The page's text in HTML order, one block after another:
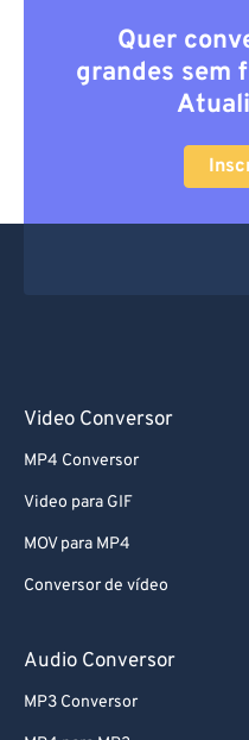
Quer
grandes sem
Video Conversor
MP4 Conversor
Video para GIF
MOV para MP4
Conversor de vídeo
Audio Conversor
MP3 Conversor